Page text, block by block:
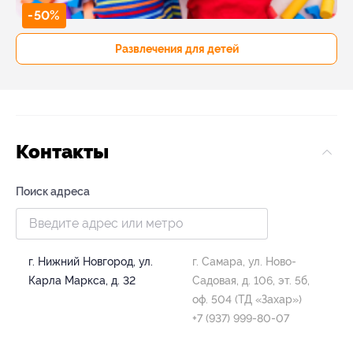
-50%
Развлечения для детей
Контакты
Поиск адреса
г. Нижний Новгород, ул.
Карла Маркса, д. 32
г. Самара, ул. Ново-
Садовая, д. 106, эт. 5б,
оф. 504 (ТД «Захар»)
+7 (937) 999-80-07